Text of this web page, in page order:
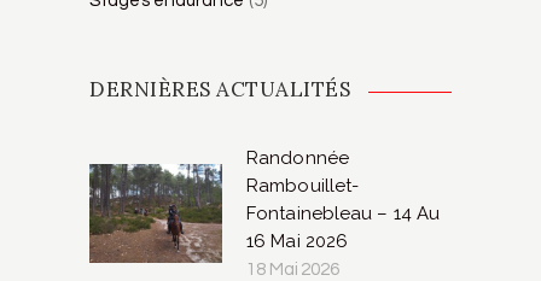
DERNIÈRES ACTUALITÉS
Randonnée
Rambouillet-
Fontainebleau – 14 Au
16 Mai 2026
18 Mai 2026